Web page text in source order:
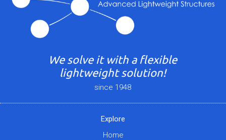
We solve it with a flexible
lightweight solution!
since 1948
Explore
Home